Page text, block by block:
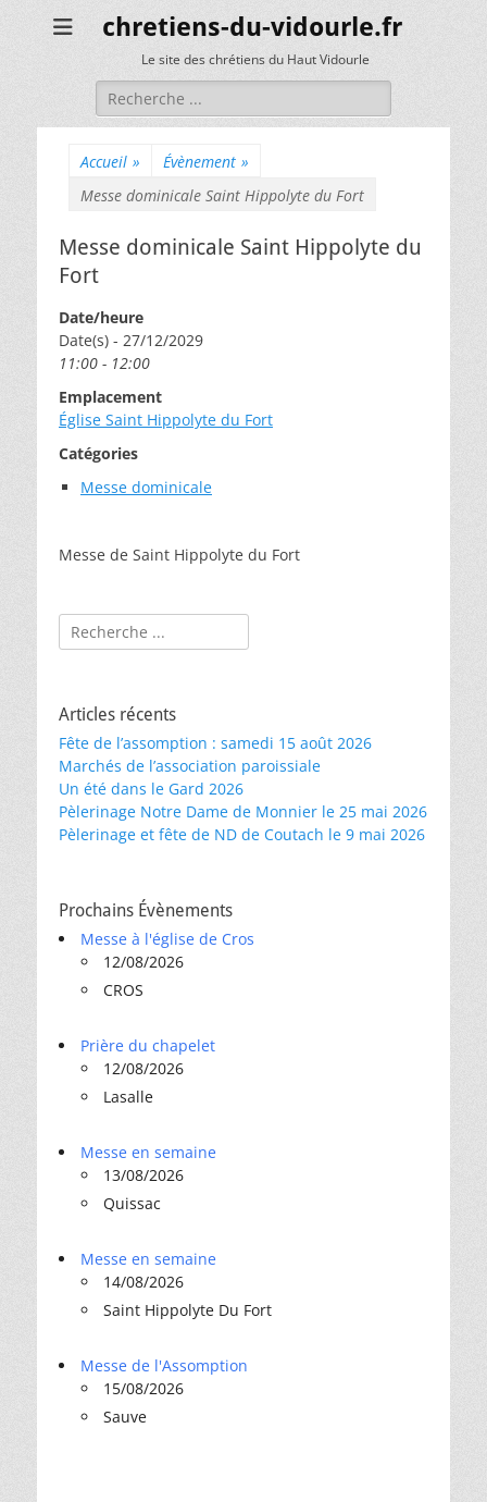
chretiens-du-vidourle.fr
Le site des chrétiens du Haut Vidourle
Rechercher :
Accueil » Évènement »
Messe dominicale Saint Hippolyte du Fort
Messe dominicale Saint Hippolyte du
Fort
Date/heure
Date(s) - 27/12/2029
11:00 - 12:00
Emplacement
Église Saint Hippolyte du Fort
Catégories
Messe dominicale
Messe de Saint Hippolyte du Fort
Rechercher :
Articles récents
Fête de l’assomption : samedi 15 août 2026
Marchés de l’association paroissiale
Un été dans le Gard 2026
Pèlerinage Notre Dame de Monnier le 25 mai 2026
Pèlerinage et fête de ND de Coutach le 9 mai 2026
Prochains Évènements
Messe à l'église de Cros
12/08/2026
CROS
Prière du chapelet
12/08/2026
Lasalle
Messe en semaine
13/08/2026
Quissac
Messe en semaine
14/08/2026
Saint Hippolyte Du Fort
Messe de l'Assomption
15/08/2026
Sauve